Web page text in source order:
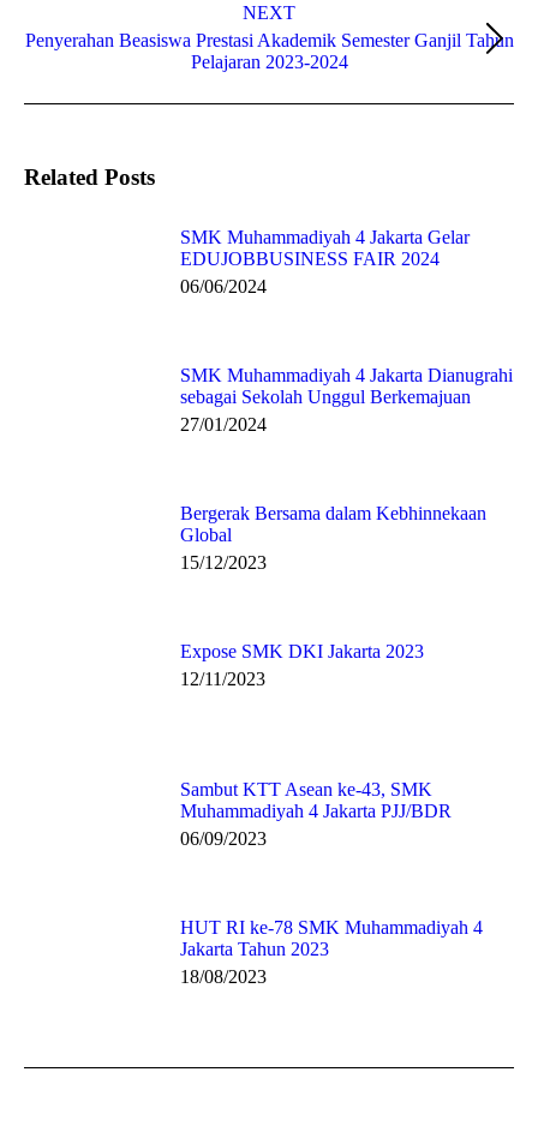
NEXT
Next
post:
Penyerahan Beasiswa Prestasi Akademik Semester Ganjil Tahun
Pelajaran 2023-2024
Related Posts
SMK Muhammadiyah 4 Jakarta Gelar
EDUJOBBUSINESS FAIR 2024
06/06/2024
SMK Muhammadiyah 4 Jakarta Dianugrahi
sebagai Sekolah Unggul Berkemajuan
27/01/2024
Bergerak Bersama dalam Kebhinnekaan
Global
15/12/2023
Expose SMK DKI Jakarta 2023
12/11/2023
Sambut KTT Asean ke-43, SMK
Muhammadiyah 4 Jakarta PJJ/BDR
06/09/2023
HUT RI ke-78 SMK Muhammadiyah 4
Jakarta Tahun 2023
18/08/2023